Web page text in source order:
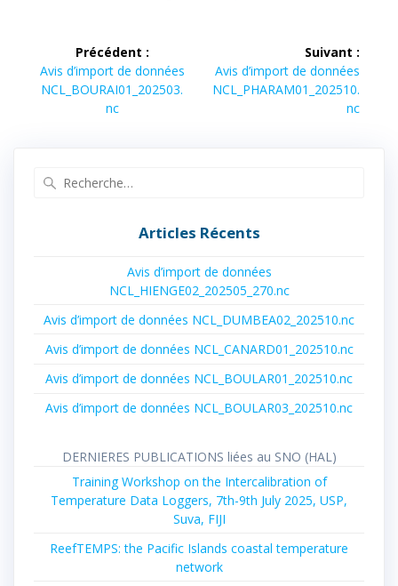
Navigation
de
l’article
Précédent :
Article
précédent :
Avis d’import de données
NCL_BOURAI01_202503.
nc
Suivant :
Article
suivant :
Avis d’import de données
NCL_PHARAM01_202510.
nc
Articles Récents
Avis d’import de données
NCL_HIENGE02_202505_270.nc
Avis d’import de données NCL_DUMBEA02_202510.nc
Avis d’import de données NCL_CANARD01_202510.nc
Avis d’import de données NCL_BOULAR01_202510.nc
Avis d’import de données NCL_BOULAR03_202510.nc
DERNIERES PUBLICATIONS liées au SNO (HAL)
Training Workshop on the Intercalibration of
Temperature Data Loggers, 7th-9th July 2025, USP,
Suva, FIJI
ReefTEMPS: the Pacific Islands coastal temperature
network